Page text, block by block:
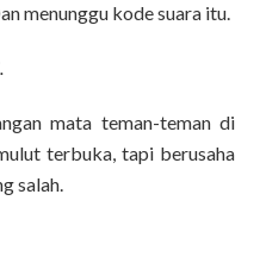
menunggu kode suara itu.
mata teman-teman di
terbuka, tapi berusaha
salah.